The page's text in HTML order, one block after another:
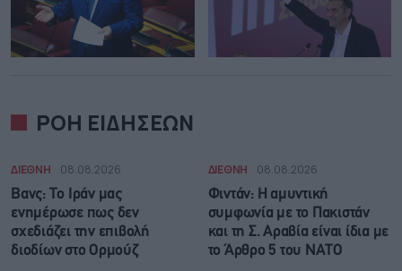
ΡΟΗ ΕΙΔΗΣΕΩΝ
ΔΙΕΘΝΗ 08.08.2026
Βανς: Το Ιράν μας
ενημέρωσε πως δεν
σχεδιάζει την επιβολή
διοδίων στο Ορμούζ
ΔΙΕΘΝΗ 08.08.2026
Φιντάν: Η αμυντική
συμφωνία με το Πακιστάν
και τη Σ. Αραβία είναι ίδια με
τo Άρθρο 5 του ΝΑΤΟ